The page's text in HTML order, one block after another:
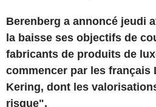
Berenberg a annoncé jeudi
la baisse ses objectifs de
fabricants de produits de
commencer par les français
Kering, dont les
risque".